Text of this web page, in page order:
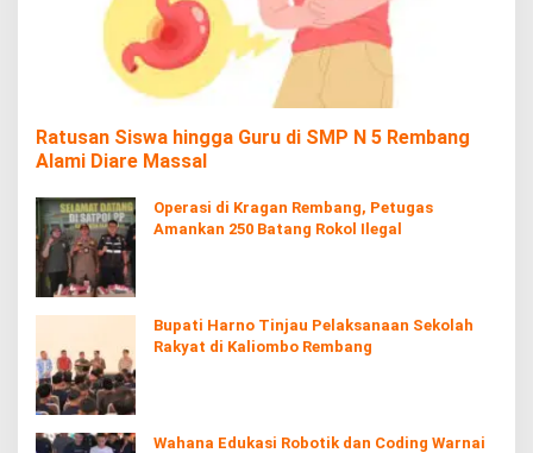
Ratusan Siswa hingga Guru di SMP N 5 Rembang
Alami Diare Massal
Operasi di Kragan Rembang, Petugas
Amankan 250 Batang Rokol Ilegal
Bupati Harno Tinjau Pelaksanaan Sekolah
Rakyat di Kaliombo Rembang
Wahana Edukasi Robotik dan Coding Warnai